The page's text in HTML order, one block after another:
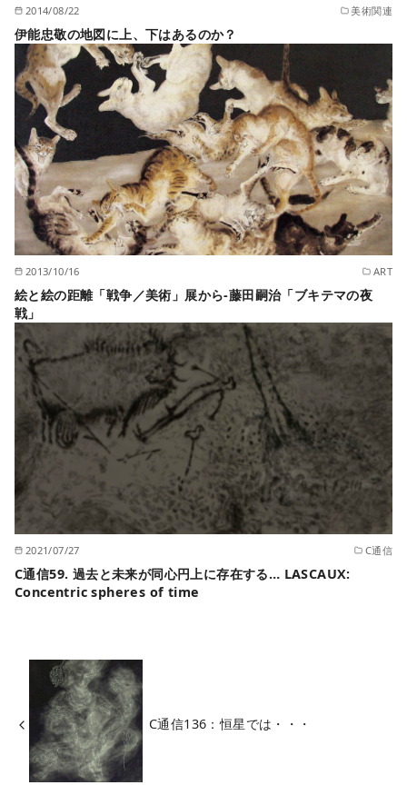
2014/08/22 美術関連
伊能忠敬の地図に上、下はあるのか？
2013/10/16 ART
絵と絵の距離「戦争／美術」展から-藤田嗣治「ブキテマの夜
戦」
2021/07/27 C通信
C通信59. 過去と未来が同心円上に存在する… LASCAUX:
Concentric spheres of time
C通信136：恒星では・・・